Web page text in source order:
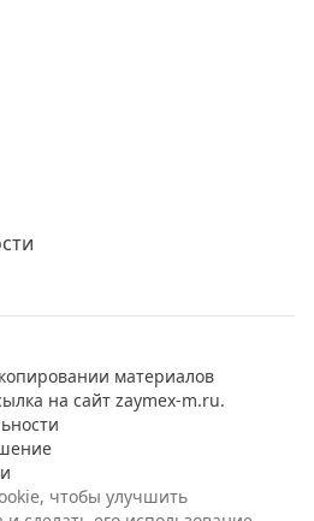
материалов
на сайт zaymex-m.ru.
чтобы улучшить